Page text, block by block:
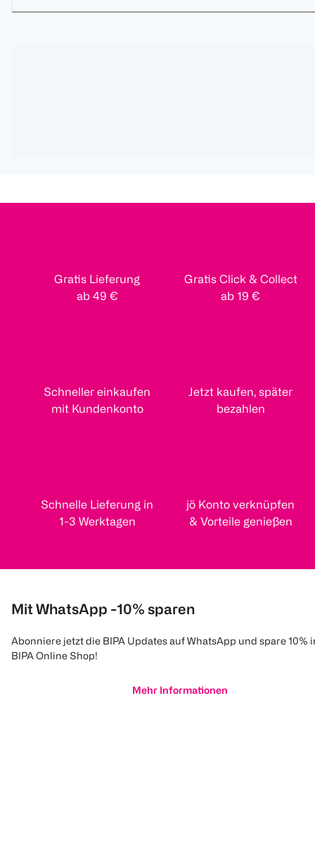
Gratis Lieferung
ab 49 €
Gratis Click & Collect
ab 19 €
Schneller einkaufen
mit Kundenkonto
Jetzt kaufen, später
bezahlen
Schnelle Lieferung in
1-3 Werktagen
jö Konto verknüpfen
& Vorteile genießen
Mit WhatsApp -10% sparen
Abonniere jetzt die BIPA Updates auf WhatsApp und spare 10%
BIPA Online Shop!
Mehr Informationen